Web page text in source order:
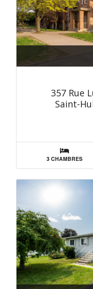
357 Rue
Saint-
3 CHAMBRES